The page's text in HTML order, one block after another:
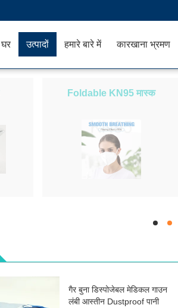
घर उत्पादों हमारे बारे में कारखाना भ्रमण
Foldable KN95 मास्क
hd hd
गैर बुना डिस्पोजेबल मेडिकल गाउन
लंबी आस्तीन Dustproof पानी